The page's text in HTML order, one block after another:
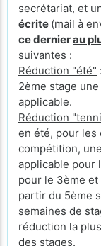
secrétariat, et
écrite (mail à
ce dernierau
suivantes :
Réduction "été"
2ème stage
applicable.
Réduction
en été, pour les
compétition,
applicable pour
pour le 3ème
partir du 5ème
semaines de
réduction la
des stages.